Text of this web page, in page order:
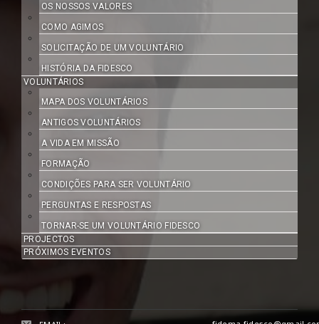
OS NOSSOS VALORES
COMO AGIMOS
SOLICITAÇÃO DE UM VOLUNTÁRIO
HISTÓRIA DA FIDESCO
VOLUNTÁRIOS
MAPA DOS VOLUNTÁRIOS
ANTIGOS VOLUNTÁRIOS
A VIDA EM MISSÃO
FORMAÇÃO
CONDIÇÕES PARA SER VOLUNTÁRIO
PERGUNTAS E RESPOSTAS
TORNAR-SE UM VOLUNTÁRIO FIDESCO
PROJECTOS
PRÓXIMOS EVENTOS